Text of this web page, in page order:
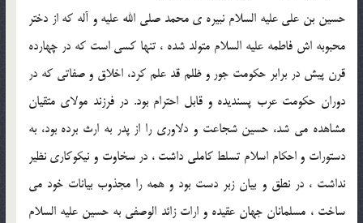
حسين بن على عليه السلام نبيره ى محمد صلى الله عليه و آله كه از دختر
محبوبه اش فاطمه عليه السلام متولد شده ، تنها كسى است كه در چهارده
قرن پيش در برابر حكومت جور و ظلم قد علم كرد، اخلاق و صفاتى كه در
دوران حكومت عرب پسنديده و قابل احترام بود. در فرزند مولاى متقيان
مشاهده مى شد، حسين شجاعت و دلاورى را از پدر به ارث برده بود، به
دستورات و احكام اسلام تسلط كاملى داشت ، در سخاوت و نيكوكارى نظير
نداشت ، در نطق و بيان زبر دست بود و همه را مجذوب بيانات خود مى
ساخت ، مسلمانان جهان عقيده و ارات زائد الوصفى به حسين عليه السلام